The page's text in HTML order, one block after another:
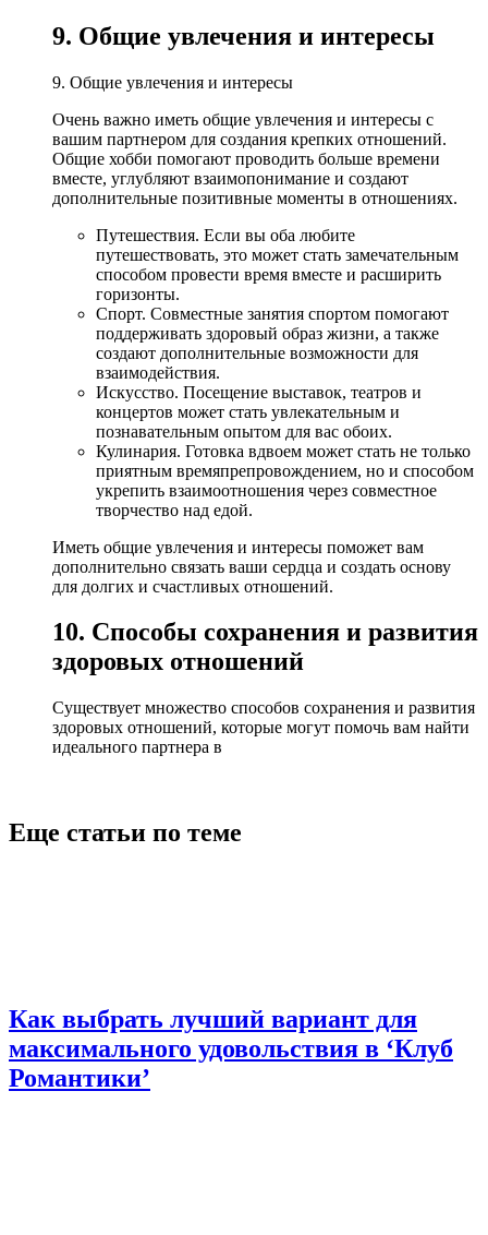
9. Общие увлечения и интересы
9. Общие увлечения и интересы
Очень важно иметь общие увлечения и интересы с
вашим партнером для создания крепких отношений.
Общие хобби помогают проводить больше времени
вместе, углубляют взаимопонимание и создают
дополнительные позитивные моменты в отношениях.
Путешествия. Если вы оба любите
путешествовать, это может стать замечательным
способом провести время вместе и расширить
горизонты.
Спорт. Совместные занятия спортом помогают
поддерживать здоровый образ жизни, а также
создают дополнительные возможности для
взаимодействия.
Искусство. Посещение выставок, театров и
концертов может стать увлекательным и
познавательным опытом для вас обоих.
Кулинария. Готовка вдвоем может стать не только
приятным времяпрепровождением, но и способом
укрепить взаимоотношения через совместное
творчество над едой.
Иметь общие увлечения и интересы поможет вам
дополнительно связать ваши сердца и создать основу
для долгих и счастливых отношений.
10. Способы сохранения и развития
здоровых отношений
Существует множество способов сохранения и развития
здоровых отношений, которые могут помочь вам найти
идеального партнера в
Еще статьи по теме
Как выбрать лучший вариант для
максимального удовольствия в ‘Клуб
Романтики’